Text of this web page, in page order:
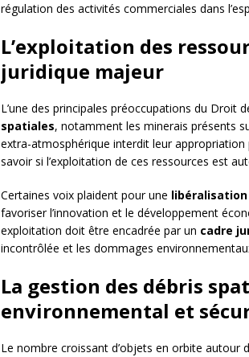
régulation des activités commerciales dans
L’exploitation des
juridique majeur
L’une des principales préoccupations du Droit
spatiales, notamment les minerais présents
extra-atmosphérique interdit leur
savoir si l’exploitation de ces ressources est
Certaines voix plaident pour une libéralisation
favoriser l’innovation et le développement
exploitation doit être encadrée par un cadre
incontrôlée et les dommages
La gestion des débris
environnemental et
Le nombre croissant d’objets en orbite